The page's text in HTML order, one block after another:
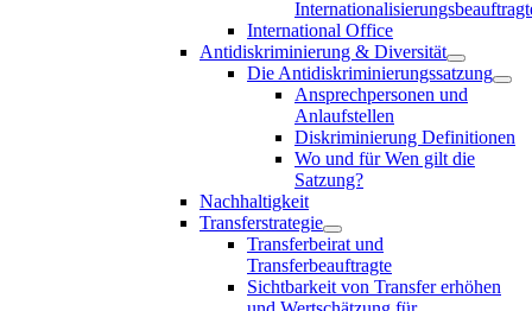
International Office
Antidiskriminierung & Diversität
Die Antidiskriminierungssatzung
Ansprechpersonen und
Anlaufstellen
Diskriminierung Definitionen
Wo und für Wen gilt die
Satzung?
Nachhaltigkeit
Transferstrategie
Transferbeirat und
Transferbeauftragte
Sichtbarkeit von Transfer erhöhen